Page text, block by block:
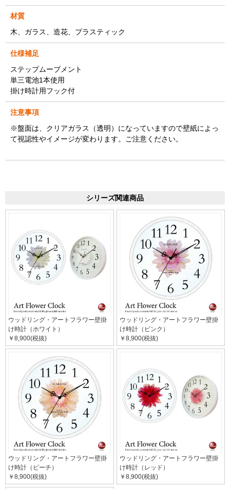
材質
木、ガラス、造花、プラスティック
仕様補足
ステップムーブメント
単三電池1本使用
掛け時計用フック付
注意事項
※盤面は、クリアガラス（透明）になっていますので壁紙によっ
て視認性やイメージが変わります。ご注意ください。
シリーズ関連商品
ウッドリング・アートフラワー壁掛
け時計（ホワイト）
￥8,900(税抜)
ウッドリング・アートフラワー壁掛
け時計（ピンク）
￥8,900(税抜)
ウッドリング・アートフラワー壁掛
け時計（ピーチ）
￥8,900(税抜)
ウッドリング・アートフラワー壁掛
け時計（レッド）
￥8,900(税抜)